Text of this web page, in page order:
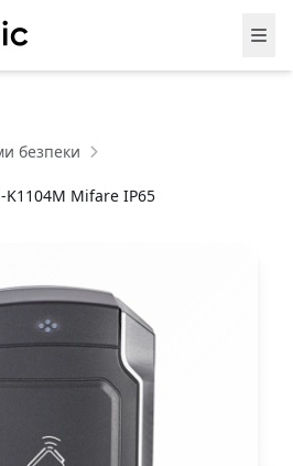
безпеки
K1104M Mifare IP65